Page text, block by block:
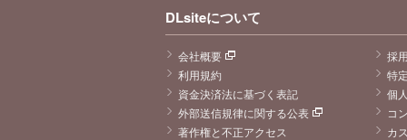
DLsiteについて
会社概要
採
利用規約
特
資金決済法に基づく表記
個
外部送信規律に関する公表
コ
著作権と不正アクセス
カ